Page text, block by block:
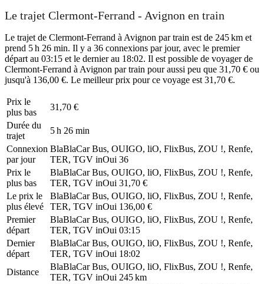
Le trajet Clermont-Ferrand - Avignon en train
Le trajet de Clermont-Ferrand à Avignon par train est de 245 km et
prend 5 h 26 min. Il y a 36 connexions par jour, avec le premier
départ au 03:15 et le dernier au 18:02. Il est possible de voyager de
Clermont-Ferrand à Avignon par train pour aussi peu que 31,70 € ou
jusqu'à 136,00 €. Le meilleur prix pour ce voyage est 31,70 €.
Prix ​​le
plus bas
31,70 €
Durée du
trajet
5 h 26 min
Connexion
par jour
BlaBlaCar Bus, OUIGO, liO, FlixBus, ZOU !, Renfe,
TER, TGV inOui 36
Prix ​​le
plus bas
BlaBlaCar Bus, OUIGO, liO, FlixBus, ZOU !, Renfe,
TER, TGV inOui 31,70 €
Le prix le
plus élevé
BlaBlaCar Bus, OUIGO, liO, FlixBus, ZOU !, Renfe,
TER, TGV inOui 136,00 €
Premier
départ
BlaBlaCar Bus, OUIGO, liO, FlixBus, ZOU !, Renfe,
TER, TGV inOui 03:15
Dernier
départ
BlaBlaCar Bus, OUIGO, liO, FlixBus, ZOU !, Renfe,
TER, TGV inOui 18:02
Distance
BlaBlaCar Bus, OUIGO, liO, FlixBus, ZOU !, Renfe,
TER, TGV inOui 245 km